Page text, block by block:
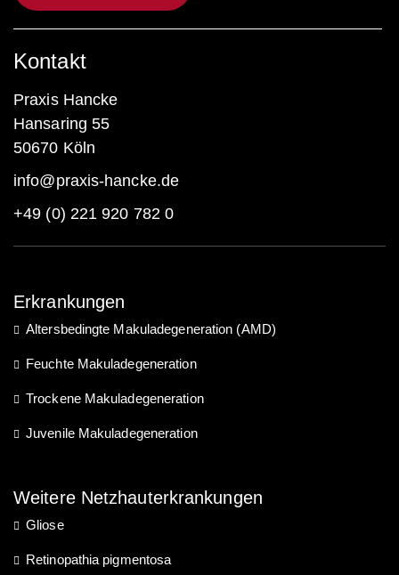
Kontakt
Praxis Hancke
Hansaring 55
50670 Köln
info@praxis-hancke.de
+49 (0) 221 920 782 0
Erkrankungen
Altersbedingte Makuladegeneration (AMD)
Feuchte Makuladegeneration
Trockene Makuladegeneration
Juvenile Makuladegeneration
Weitere Netzhauterkrankungen
Gliose
Retinopathia pigmentosa